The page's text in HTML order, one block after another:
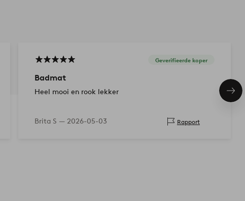
Geverifieerde koper
Badmat
Heel mooi en rook lekker
Brita S — 2026-05-03 Rapport